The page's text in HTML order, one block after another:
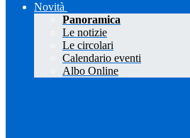
Novità
Panoramica
Le notizie
Le circolari
Calendario eventi
Albo Online